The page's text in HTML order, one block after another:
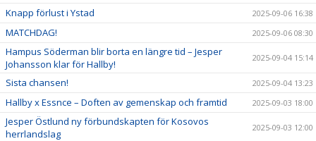
Knapp förlust i Ystad 2025-09-06 16:38
MATCHDAG! 2025-09-06 08:30
Hampus Söderman blir borta en längre tid – Jesper
Johansson klar för Hallby!
2025-09-04 15:14
Sista chansen! 2025-09-04 13:23
Hallby x Essnce – Doften av gemenskap och framtid 2025-09-03 18:00
Jesper Östlund ny förbundskapten för Kosovos
herrlandslag
2025-09-03 12:00